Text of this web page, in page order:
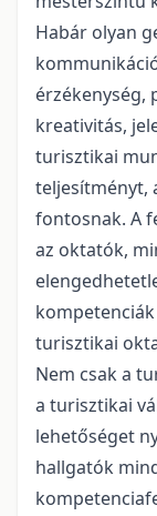
Habár olyan
érzékenység,
kreativitás,
turisztikai
teljesítményt,
fontosnak. A
az oktatók,
turisztikai
Nem csak a
a turisztikai
lehetőséget
hallgatók